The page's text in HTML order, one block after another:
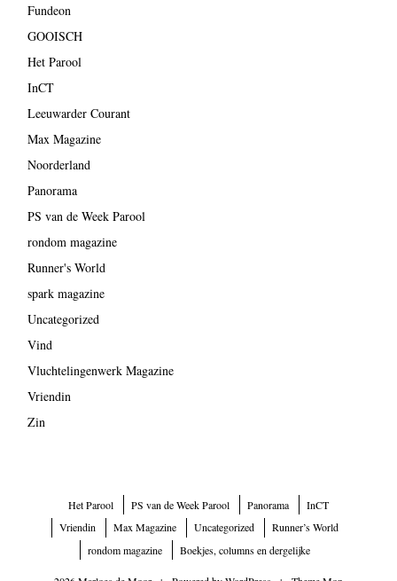
Fundeon
GOOISCH
Het Parool
InCT
Leeuwarder Courant
Max Magazine
Noorderland
Panorama
PS van de Week Parool
rondom magazine
Runner's World
spark magazine
Uncategorized
Vind
Vluchtelingenwerk Magazine
Vriendin
Zin
Het Parool PS van de Week Parool Panorama
InCT
Vriendin
Max Magazine Uncategorized
Runner’s World
rondom magazine
Boekjes, columns en dergelijke